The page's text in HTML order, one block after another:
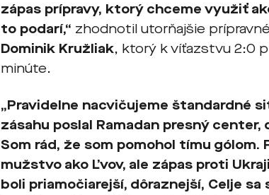
zápas prípravy, ktorý chceme využiť
to podarí,“ zhodnotil utorňajšie
Dominik Kružliak, ktorý k víťazstvu 2:0
minúte.
„Pravidelne nacvičujeme štandardné
zásahu poslal Ramadan presný
Som rád, že som pomohol tímu gólom.
mužstvo ako Ľvov, ale zápas proti
boli priamočiarejší, dôraznejší, Celje